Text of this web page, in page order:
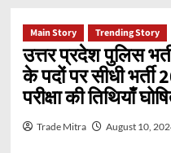
Main Story Trending Story
उत्तर प्रदेश पुलिस
के पदों पर सीधी
परीक्षा की तिथियाँ
Trade Mitra August 10,